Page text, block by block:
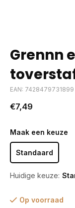
Grennn
EAN: 7428479731899
€7,49
Maak een keuze
Standaard
Huidige keuze:
Op voorraad